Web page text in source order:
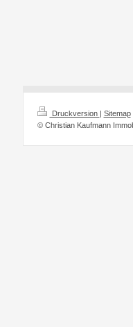
Druckversion | Sitemap
© Christian Kaufmann